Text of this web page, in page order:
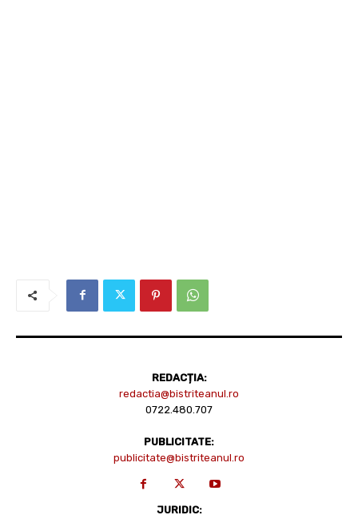
REDACȚIA:
redactia@bistriteanul.ro
0722.480.707
PUBLICITATE:
publicitate@bistriteanul.ro
JURIDIC: